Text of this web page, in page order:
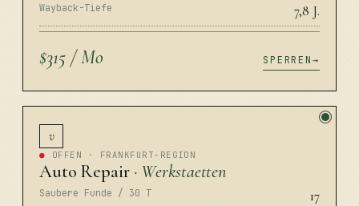
Wayback-Tiefe 7,8 J.
$315 / Mo SPERREN
v
● OFFEN · FRANKFURT-REGION
Auto Repair · Werkstaetten
Saubere Funde / 30 T 17